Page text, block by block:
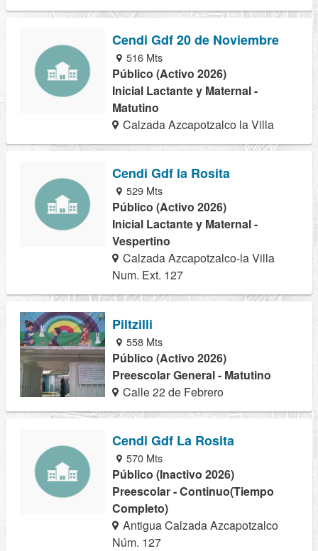
Cendi Gdf 20 de Noviembre
516 Mts
Público (Activo 2026)
Inicial Lactante y Maternal -
Matutino
Calzada Azcapotzalco la Villa
Cendi Gdf la Rosita
529 Mts
Público (Activo 2026)
Inicial Lactante y Maternal -
Vespertino
Calzada Azcapotzalco-la Villa
Num. Ext. 127
Piltzilli
558 Mts
Público (Activo 2026)
Preescolar General - Matutino
Calle 22 de Febrero
Cendi Gdf La Rosita
570 Mts
Público (Inactivo 2026)
Preescolar - Continuo(Tiempo
Completo)
Antigua Calzada Azcapotzalco
Núm. 127